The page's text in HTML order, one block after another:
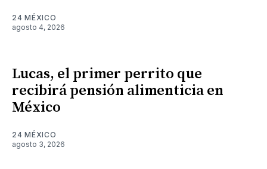
24 MÉXICO
agosto 4, 2026
Lucas, el primer perrito que
recibirá pensión alimenticia en
México
24 MÉXICO
agosto 3, 2026